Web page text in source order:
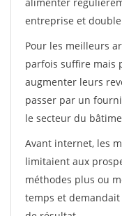
entreprise et
Pour les meilleurs
parfois suffire mais
augmenter leurs
passer par un
le secteur du
Avant internet, les
limitaient aux
méthodes plus ou
temps et